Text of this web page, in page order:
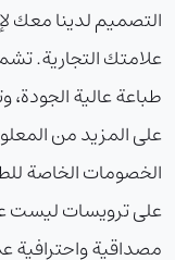
التصميم لدينا معك
علامتك التجارية.
طباعة عالية
على المزيد من
الخصومات الخاصة
على ترويسات ليست
مصداقية واحترافية